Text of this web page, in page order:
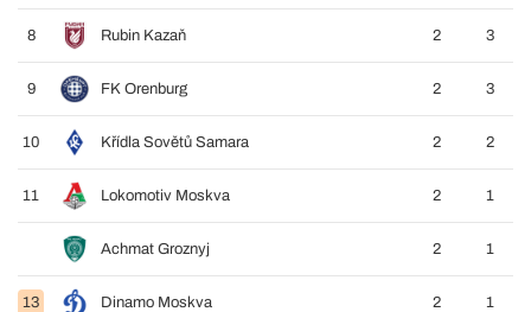
8 Rubin Kazaň 2 3
9 FK Orenburg 2 3
10 Křídla Sovětů Samara 2 2
11 Lokomotiv Moskva 2 1
Achmat Groznyj 2 1
13 Dinamo Moskva 2 1